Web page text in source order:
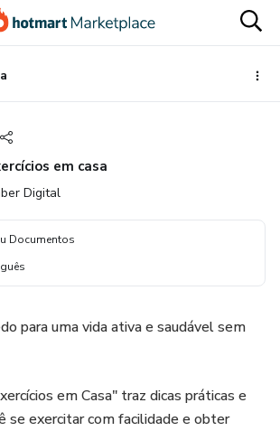
em casa
Digital
Documentos
para uma vida ativa e saudável sem
em Casa" traz dicas práticas e
se exercitar com facilidade e obter